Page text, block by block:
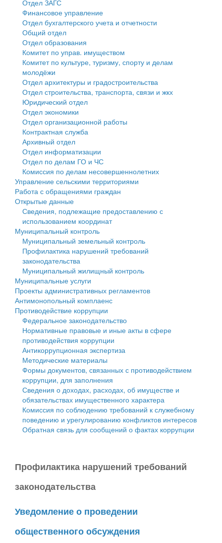
Государственные услуги
Промышленность и АПК
Экономика и бизнес
Символика
Устав
Гостям округа
Туризм
Культура
Образование
Здравоохранение
Социальная защита
Фотоальбом
муниципального округа Тверской области
Администрация Кашинского муниципального округа
Тверской области
Управление сельскими территориями
Открытые данные
Работа с обращениями граждан
Муниципальный контроль
Муниципальные услуги
Проекты административных регламентов
Антимонопольный комплаенс
Противодействие коррупции
Финансовое управление
Бюджет для граждан
Имущество
Выявление правообладателей ранее учтенных
объектов недвижимости
Имущественная поддержка субъектов малого и
среднего предпринимательства
Информационная поддержка субъектов малого и
среднего предпринимательства
Муниципальные программы
Контрольно-счетная палата
Персональные данные
Оценка регулирующего воздействия
Деятельность МУ
Нормативы градостроительного проектирования
Правила землепользования и застройки
Генеральные планы
Проекты планировки территории
Собрание депутатов
Городское поселение
Сельские поселения
Отдел ЗАГС
Финансовое управление
Отдел бухгалтерского учета и отчетности
Общий отдел
Отдел образования
Комитет по управ. имуществом
Комитет по культуре, туризму, спорту и делам
молодёжи
Отдел архитектуры и градостроительства
Отдел строительства, транспорта, связи и жкх
Юридический отдел
Отдел экономики
Отдел организационной работы
Контрактная служба
Архивный отдел
Отдел информатизации
Отдел по делам ГО и ЧС
Комиссия по делам несовершеннолетних
Управление сельскими территориями
Работа с обращениями граждан
Открытые данные
Сведения, подлежащие предоставлению с
использованием координат
Муниципальный контроль
Муниципальный земельный контроль
Профилактика нарушений требований
законодательства
Муниципальный жилищный контроль
Муниципальные услуги
Проекты административных регламентов
Антимонопольный комплаенс
Противодействие коррупции
Федеральное законодательство
Нормативные правовые и иные акты в сфере
противодействия коррупции
Антикоррупционная экспертиза
Методические материалы
Формы документов, связанных с противодействием
коррупции, для заполнения
Сведения о доходах, расходах, об имуществе и
обязательствах имущественного характера
Комиссия по соблюдению требований к служебному
поведению и урегулированию конфликтов интересов
Обратная связь для сообщений о фактах коррупции
Профилактика нарушений требований
законодательства
Уведомление о проведении
общественного обсуждения